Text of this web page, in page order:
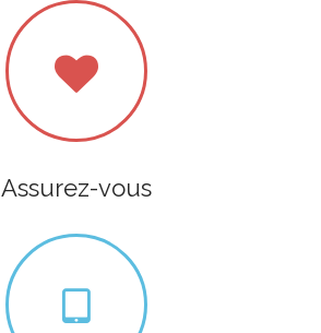
Assurez-vous